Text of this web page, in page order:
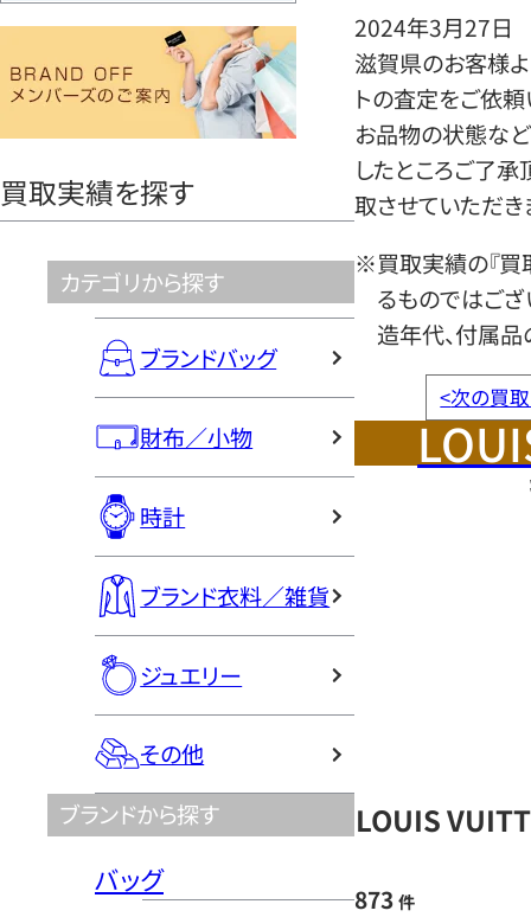
ヤ
買取実績を探す
カテゴリから探す
ブランドバッグ
財布／小物
時計
ブランド衣料／雑貨
ジュエリー
その他
ブランドから探す
バッグ
2024年3月27日
滋賀県のお客様よ
トの査定をご依頼
お品物の状態など
したところご了
取させていただき
※買取実績の『買
るものではござ
造年代、付属品
<次の買
LOUIS
873 件